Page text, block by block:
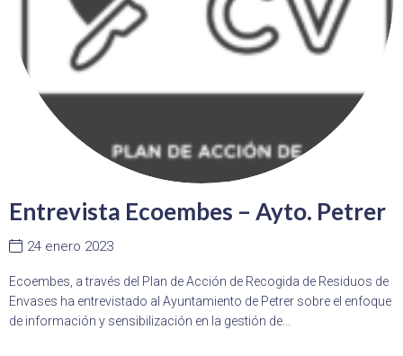
Entrevista Ecoembes – Ayto. Petrer
24 enero 2023
Ecoembes, a través del Plan de Acción de Recogida de Residuos de
Envases ha entrevistado al Ayuntamiento de Petrer sobre el enfoque
de información y sensibilización en la gestión de...